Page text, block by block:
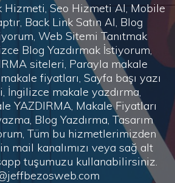
Hizmeti, Seo Hizmeti Al, Mobile
Back Link Satın Al, Blog
Web Sitemi Tanıtmak
Blog Yazdırmak İstiyorum,
siteleri, Parayla makale
fiyatları, Sayfa başı yazı
İngilizce makale yazdırma,
YAZDIRMA, Makale Fiyatları
Blog Yazdırma, Tasarım
Tüm bu hizmetlerimizden
mail kanalımızı veya sağ alt
tuşumuzu kullanabilirsiniz.